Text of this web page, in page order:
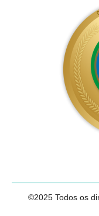
©2025 Todos os